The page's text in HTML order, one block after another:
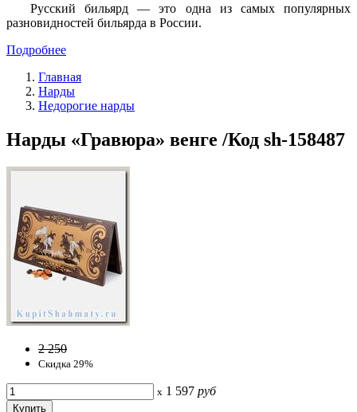
Русский бильярд — это одна из самых популярных
разновидностей бильярда в России.
Подробнее
Главная
Нарды
Недорогие нарды
Нарды «Гравюра» венге /Код sh-158487
2 250
Скидка 29%
x 1 597 руб